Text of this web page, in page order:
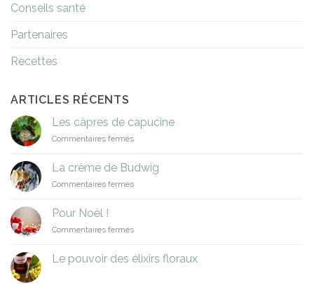
Conseils santé
Partenaires
Recettes
ARTICLES RÉCENTS
Les câpres de capucine
Commentaires ferméssur
câpres
de
capucine
La crème de Budwig
Commentaires ferméssur
Budwig
Pour Noël !
Commentaires ferméssur
Noël
!
Le pouvoir des élixirs floraux